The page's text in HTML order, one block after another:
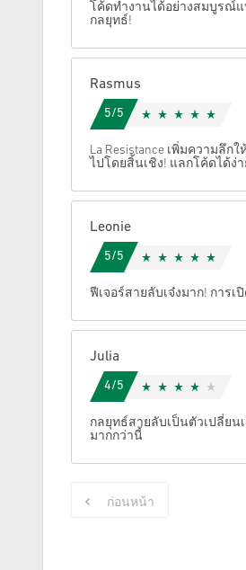
โค้ดทำงานได้อย่างสมบูรณ์
กลยุทธ์!
Rasmus
5/5
La Resistance เพิ่มความลึก
ไปโดยสิ้นเชิง! แลกโค้ดได้ง่
Leonie
5/5
ฟีเจอร์สายลับเจ๋งมาก! การเ
Julia
4/5
กลยุทธ์สายลับเป็นตัวเปลี่ยน
มากกว่านี้
ก่อนหน้า